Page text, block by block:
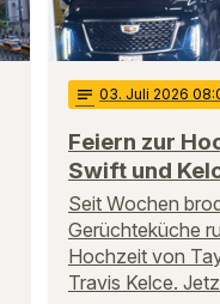
notes 03. Juli 2026
Feiern zur
Swift und
Seit Wochen
Gerüchteküche
Hochzeit von
Travis Kelce.